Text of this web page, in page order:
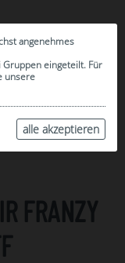
angenehmes
eingeteilt. Für
unsere
alle akzeptieren
FRANZY